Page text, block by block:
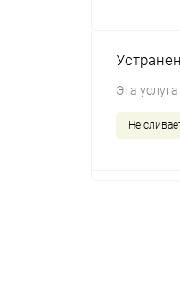
Эта
Не